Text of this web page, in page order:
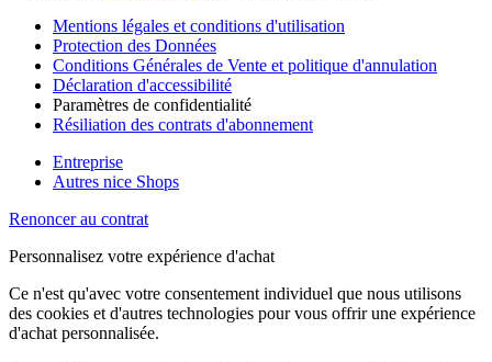
Mentions légales et conditions d'utilisation
Protection des Données
Conditions Générales de Vente et politique d'annulation
Déclaration d'accessibilité
Paramètres de confidentialité
Résiliation des contrats d'abonnement
Entreprise
Autres nice Shops
Renoncer au contrat
Personnalisez votre expérience d'achat
Ce n'est qu'avec votre consentement individuel que nous utilisons
des cookies et d'autres technologies pour vous offrir une expérience
d'achat personnalisée.